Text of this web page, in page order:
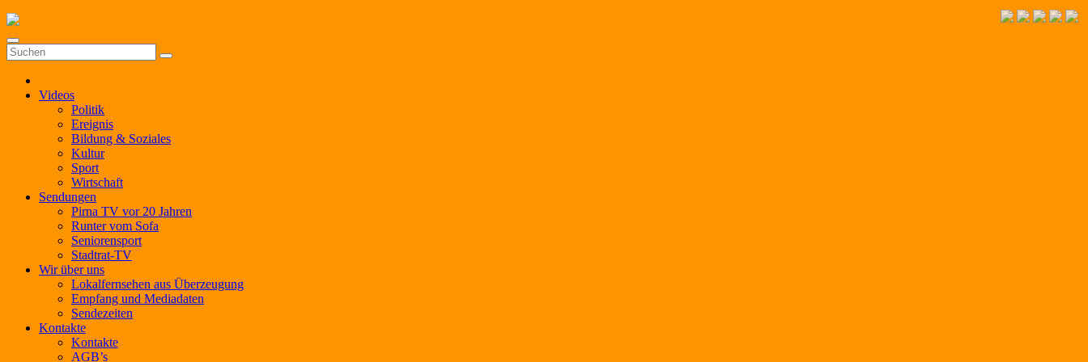
Zum
Inhalt
springen
Videos
Politik
Ereignis
Bildung & Soziales
Kultur
Sport
Wirtschaft
Sendungen
Pirna TV vor 20 Jahren
Runter vom Sofa
Seniorensport
Stadtrat-TV
Wir über uns
Lokalfernsehen aus Überzeugung
Empfang und Mediadaten
Sendezeiten
Kontakte
Kontakte
AGB’s